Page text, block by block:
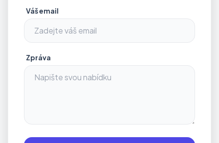
Váš email
Zpráva